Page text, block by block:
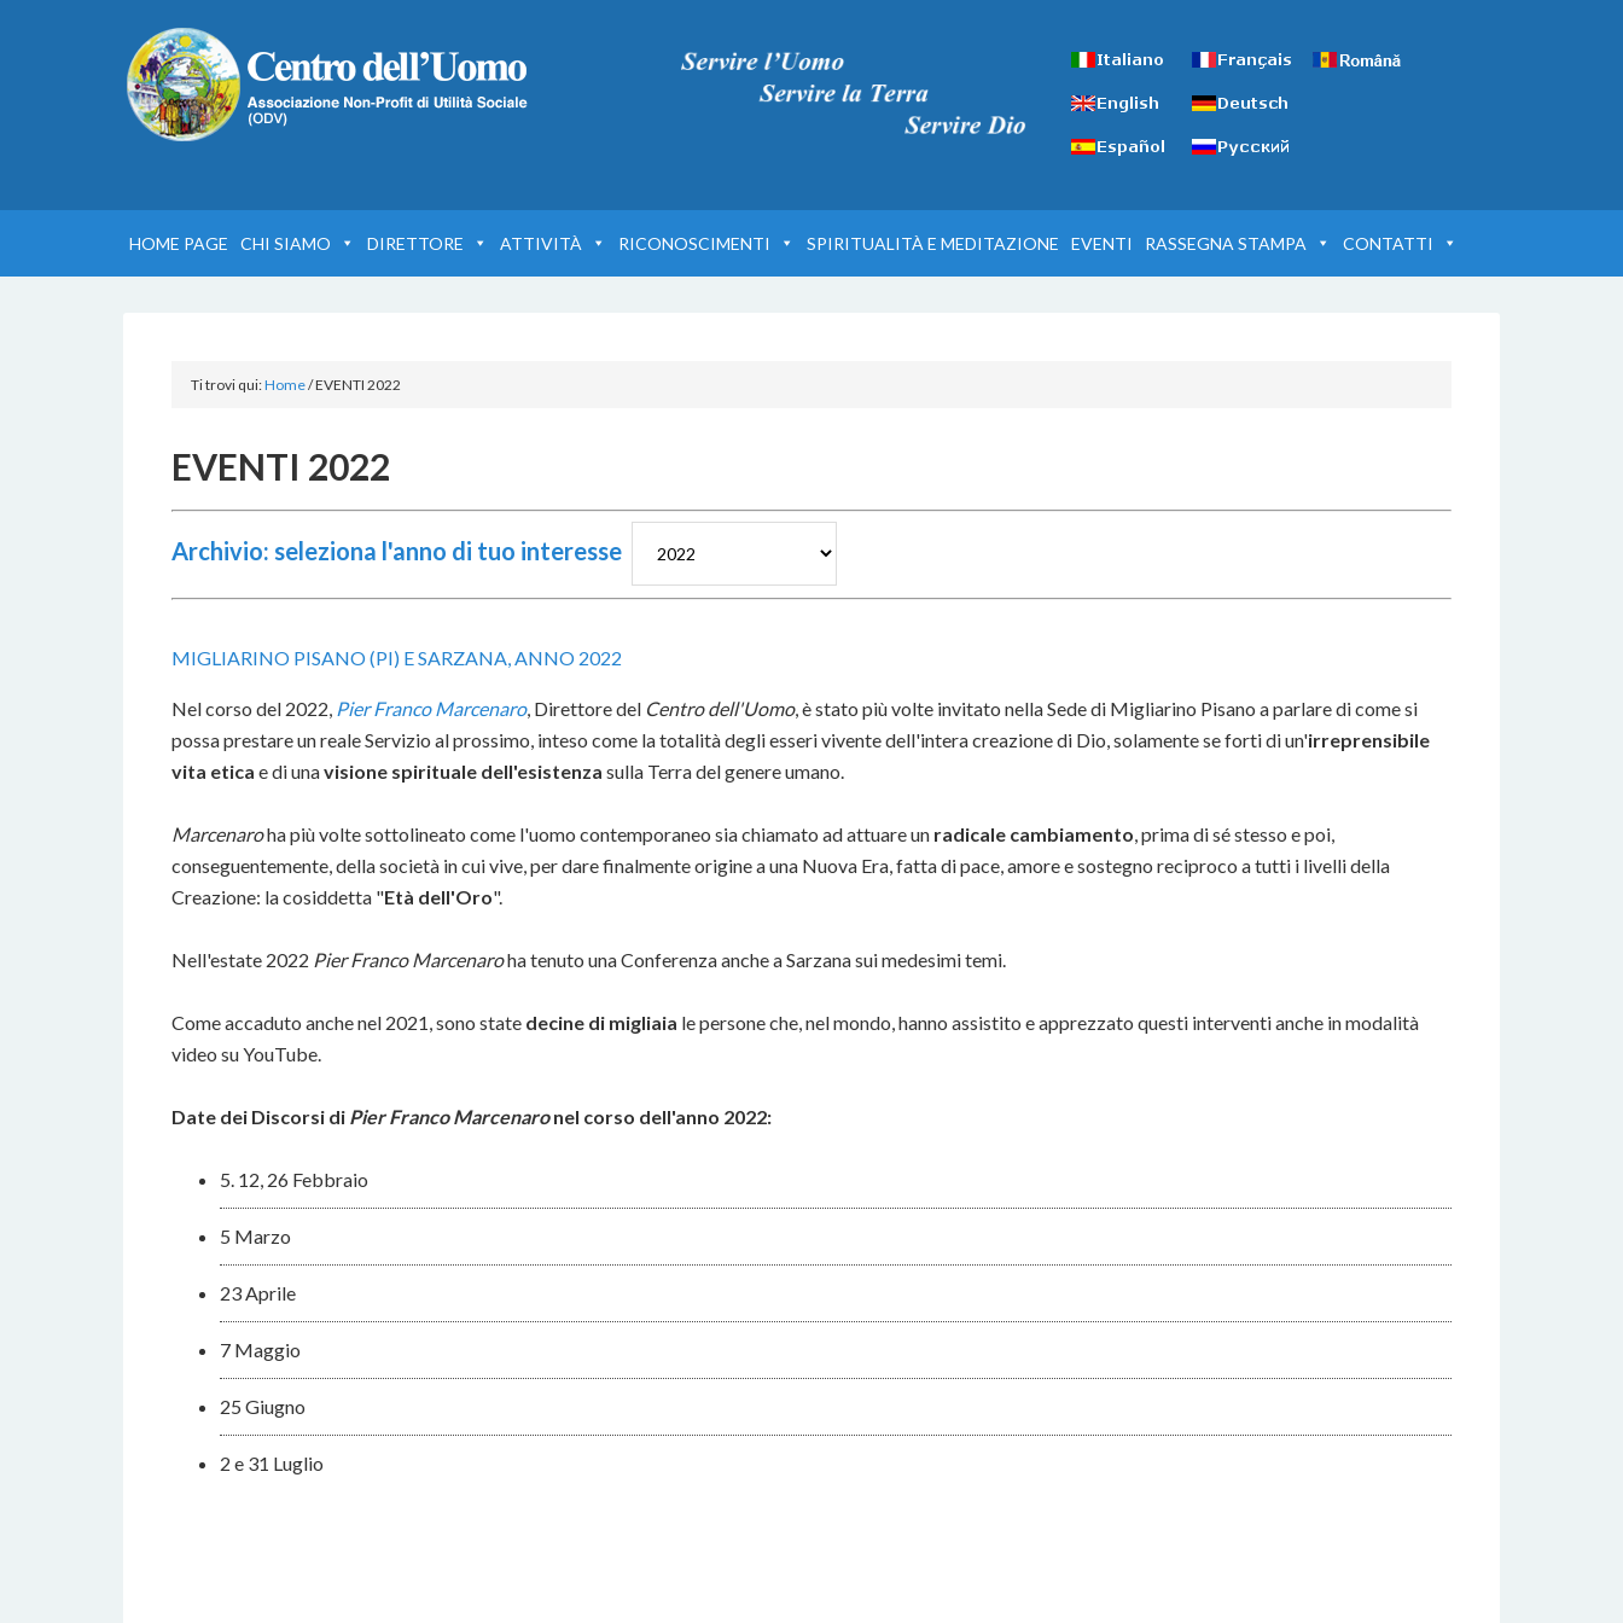
HOME PAGE CHI SIAMO DIRETTORE ATTIVITÀ RICONOSCIMENTI SPIRITUALITÀ E MEDITAZIONE EVENTI RASSEGNA STAMPA CONTATTI
Ti trovi qui:Home/EVENTI 2022
EVENTI 2022
Archivio: seleziona l'anno di tuo interesse
MIGLIARINO PISANO (PI) E SARZANA, ANNO 2022
Nel corso del 2022, Pier Franco Marcenaro, Direttore del Centro dell'Uomo, è stato più volte invitato nella Sede di Migliarino Pisano a parlare di come si
possa prestare un reale Servizio al prossimo, inteso come la totalità degli esseri vivente dell'intera creazione di Dio, solamente se forti di un'irreprensibile
vita etica e di unavisione spirituale dell'esistenza sulla Terra del genere umano.
Marcenaroha più volte sottolineato come l'uomo contemporaneo sia chiamato ad attuare un radicale cambiamento, prima di sé stesso e poi,
conseguentemente, della società in cui vive, per dare finalmente origine a una Nuova Era, fatta di pace, amore e sostegno reciproco a tutti i livelli della
Creazione: la cosiddetta "Età dell'Oro".
Nell'estate 2022 Pier Franco Marcenaroha tenuto una Conferenza anche a Sarzana sui medesimi temi.
Come accaduto anche nel 2021, sono state decine di migliaia le persone che, nel mondo, hanno assistito e apprezzato questi interventi anche in modalità
video su YouTube.
Date dei Discorsi di Pier Franco Marcenaronel corso dell'anno 2022:
5. 12, 26 Febbraio
5 Marzo
23 Aprile
7 Maggio
25 Giugno
2 e 31 Luglio